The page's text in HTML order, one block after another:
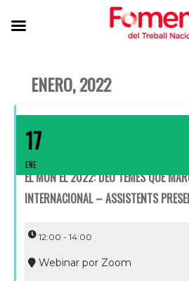
ENERO, 2022
17
ENE
EL MÓN EL 2022: DEU TEMES QUE
INTERNACIONAL – ASSISTENTS
12:00 - 14:00
Webinar por Zoom